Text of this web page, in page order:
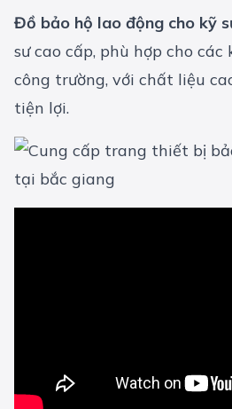
Đồ bảo hộ lao động cho kỹ
sư cao cấp, phù hợp cho
công trường, với chất liệu
tiện lợi.